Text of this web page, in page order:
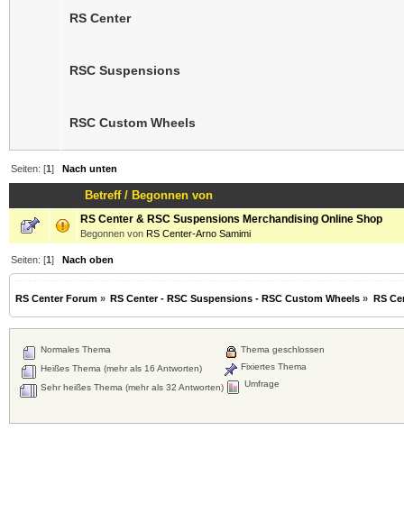
RS Center
RSC Suspensions
RSC Custom Wheels
Seiten: [1]Nach unten
Betreff/ Begonnen von
RS Center & RSC Suspensions Merchandising Online Shop
Begonnen von RS Center-Arno Samimi
Seiten: [1]Nach oben
RS Center Forum » RS Center - RSC Suspensions - RSC Custom Wheels » RS
Normales Thema
Heißes Thema (mehr als 16 Antworten)
Sehr heißes Thema (mehr als 32 Antworten)
Thema geschlossen
Fixiertes Thema
Umfrage